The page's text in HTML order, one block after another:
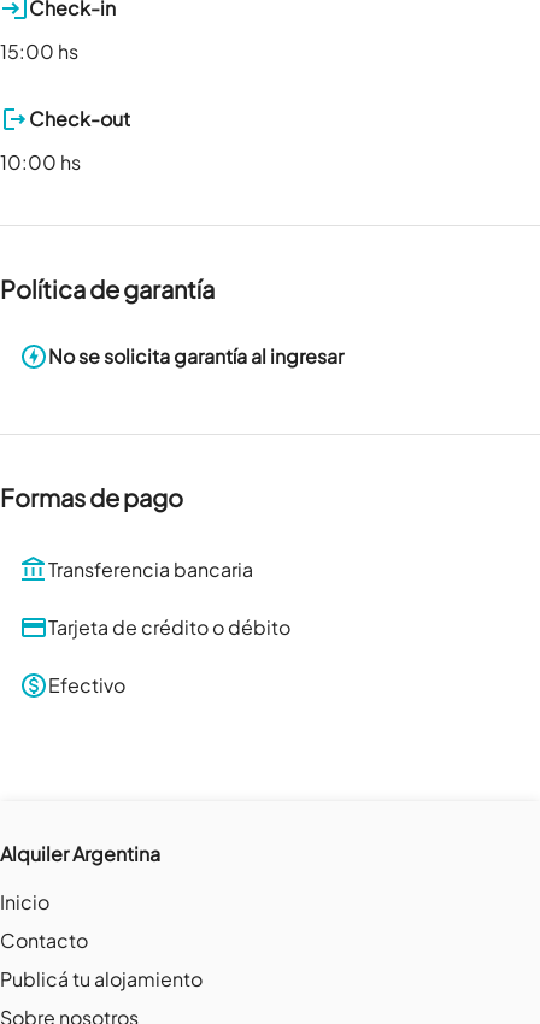
Check-in
15:00 hs
Check-out
10:00 hs
Política de garantía
No se solicita garantía al ingresar
Formas de pago
Transferencia bancaria
Tarjeta de crédito o débito
Efectivo
Alquiler Argentina
Inicio
Contacto
Publicá tu alojamiento
Sobre nosotros